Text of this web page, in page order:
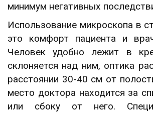
минимум негативных
Использование микроскопа в
это комфорт пациента и
Человек удобно лежит в
склоняется над ним, оптика
расстоянии 30-40 см от
место доктора находится за
или сбоку от него.